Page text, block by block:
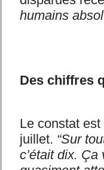
humains
Des chiffres
Le constat
juillet. “Sur
c’était dix.